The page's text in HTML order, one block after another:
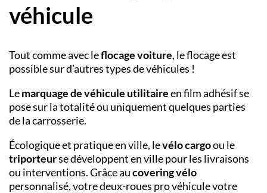
véhicule
Tout comme avec leflocage voiture, le flocage est
possible sur d’autres types de véhicules !
Lemarquage de véhicule utilitaireen film adhésif se
pose sur la totalité ou uniquement quelques parties
de la carrosserie.
Écologique et pratique en ville, levélo cargoou le
triporteurse développent en villepour les livraisons
ou interventions. Grâce aucovering vélo
personnalisé, votre deux-roues pro véhicule votre